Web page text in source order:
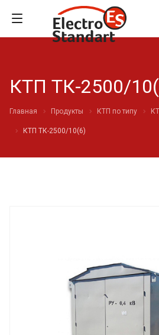
КТП ТК-2500/
Главная Продукты КТП по типу
КТП ТК-2500/10(6)